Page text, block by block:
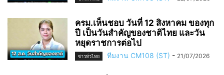
ครม.เห็นชอบ วันที่ 12 สิงหาคม ของทุก
ปี เป็นวันสำคัญของชาติไทย และวัน
หยุดราชการต่อไป
ข่าวทั่วไทย ทีมงาน CM108 (ST) - 21/07/2026